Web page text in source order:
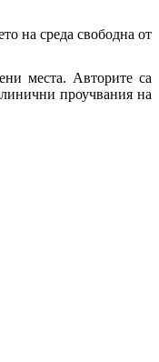
на среда свободна от
места. Авторите са
проучвания на